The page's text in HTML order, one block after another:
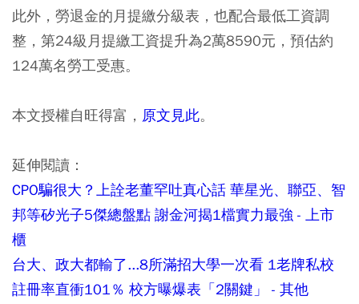
此外，勞退金的月提繳分級表，也配合最低工資調
整，第24級月提繳工資提升為2萬8590元，預估約
124萬名勞工受惠。
本文授權自旺得富， 原文見此。
延伸閱讀：
CPO騙很大？上詮老董罕吐真心話 華星光、聯亞、智
邦等矽光子5傑總盤點 謝金河揭1檔實力最強 - 上市
櫃
台大、政大都輸了...8所滿招大學一次看 1老牌私校
註冊率直衝101％ 校方曝爆表「2關鍵」 - 其他